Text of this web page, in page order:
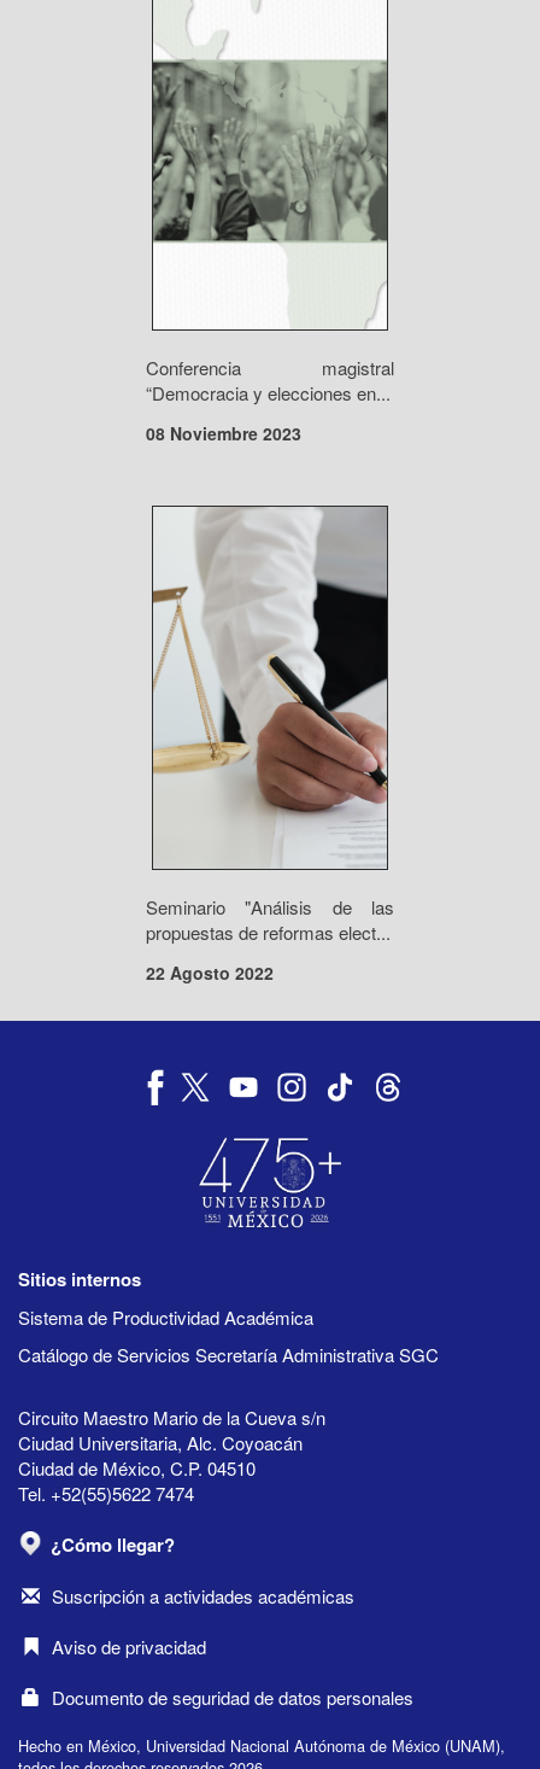
Conferencia magistral
“Democracia y elecciones en...
08 Noviembre 2023
Seminario "Análisis de las
propuestas de reformas elect...
22 Agosto 2022
Sitios internos
Sistema de Productividad Académica
Catálogo de Servicios Secretaría Administrativa SGC
Circuito Maestro Mario de la Cueva s/n
Ciudad Universitaria, Alc. Coyoacán
Ciudad de México, C.P. 04510
Tel. +52(55)5622 7474
¿Cómo llegar?
Suscripción a actividades académicas
Aviso de privacidad
Documento de seguridad de datos personales
Hecho en México, Universidad Nacional Autónoma de México (UNAM),